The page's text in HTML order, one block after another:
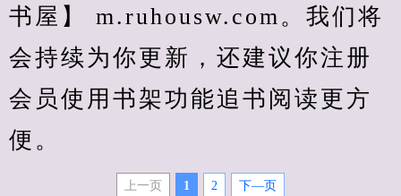
书屋】 m.ruhousw.com。我们将
会持续为你更新，还建议你注册
会员使用书架功能追书阅读更方
便。
上一页 1 2 下—页